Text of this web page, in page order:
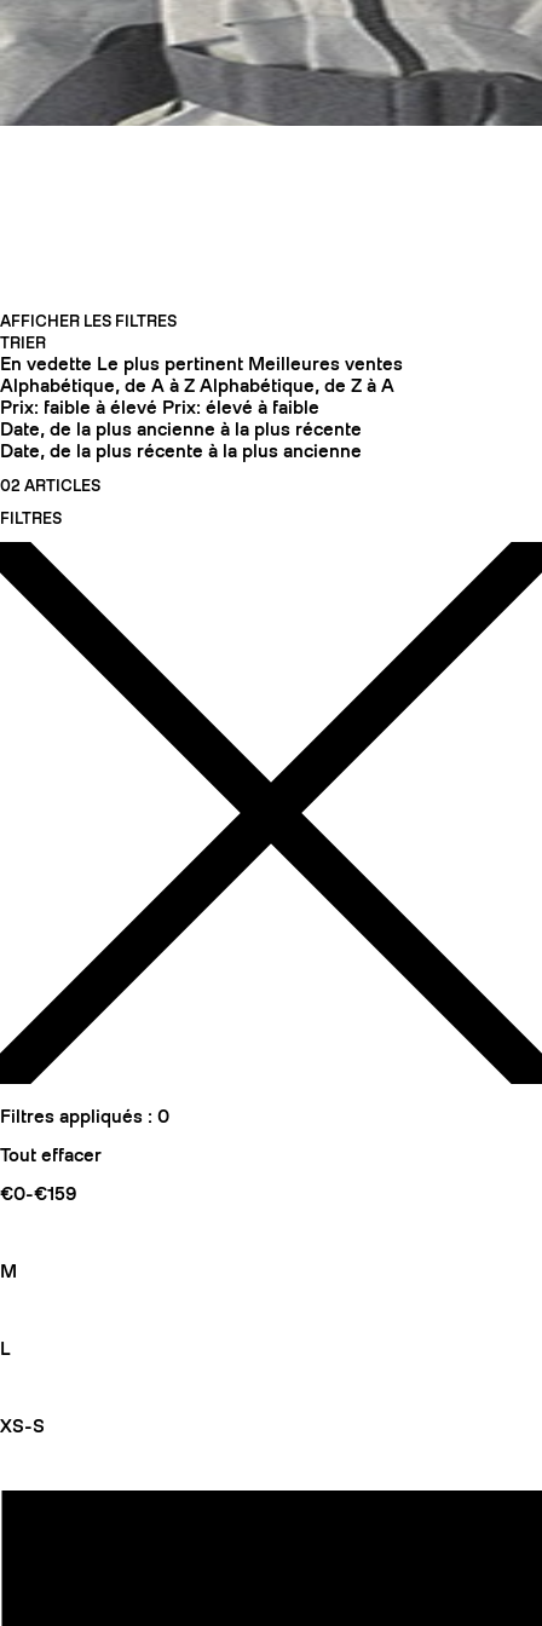
AFFICHER LES FILTRES
TRIER
En vedette Le plus pertinent Meilleures ventes
Alphabétique, de A à Z Alphabétique, de Z à A
Prix: faible à élevé Prix: élevé à faible
Date, de la plus ancienne à la plus récente
Date, de la plus récente à la plus ancienne
02 ARTICLES
FILTRES
Filtres appliqués : 0
Tout effacer
€0-€159
M
L
XS-S